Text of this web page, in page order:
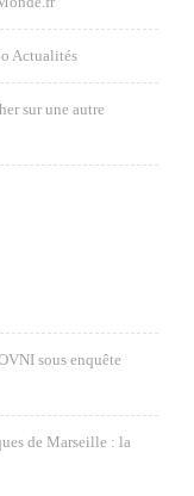
Actualités
sur une autre
sous enquête
de Marseille : la